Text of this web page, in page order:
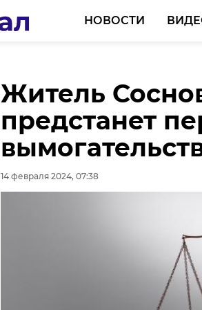
НОВОСТИ
Житель
предстанет
14 февраля 2024, 07:38
Студенты ЛГУ
завоевали
конкурсе